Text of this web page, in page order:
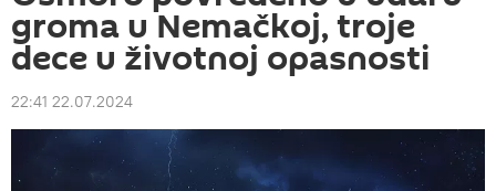
groma u Nemačkoj, troje
dece u životnoj opasnosti
22:41 22.07.2024